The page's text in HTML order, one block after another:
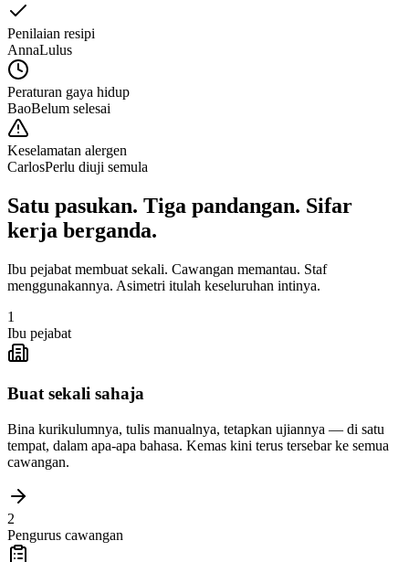
Penilaian resipi
AnnaLulus
Peraturan gaya hidup
BaoBelum selesai
Keselamatan alergen
CarlosPerlu diuji semula
Satu pasukan. Tiga pandangan. Sifar
kerja berganda.
Ibu pejabat membuat sekali. Cawangan memantau. Staf
menggunakannya. Asimetri itulah keseluruhan intinya.
1
Ibu pejabat
Buat sekali sahaja
Bina kurikulumnya, tulis manualnya, tetapkan ujiannya — di satu
tempat, dalam apa-apa bahasa. Kemas kini terus tersebar ke semua
cawangan.
2
Pengurus cawangan